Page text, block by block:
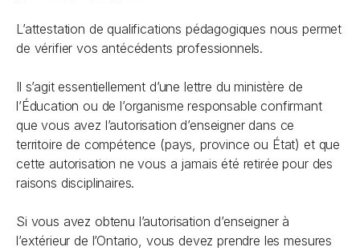
L’attestation de qualifications pédagogiques nous permet
de vérifier vos antécédents professionnels.
Il s’agit essentiellement d’une lettre du ministère de
l’Éducation ou de l’organisme responsable confirmant
que vous avez l’autorisation d’enseigner dans ce
territoire de compétence (pays, province ou État) et que
cette autorisation ne vous a jamais été retirée pour des
raisons disciplinaires.
Si vous avez obtenu l’autorisation d’enseigner à
l’extérieur de l’Ontario, vous devez prendre les mesures